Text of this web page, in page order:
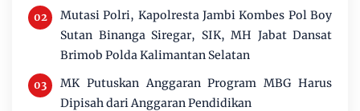
Mutasi Polri, Kapolresta Jambi Kombes Pol Boy
Sutan Binanga Siregar, SIK, MH Jabat Dansat
Brimob Polda Kalimantan Selatan
MK Putuskan Anggaran Program MBG Harus
Dipisah dari Anggaran Pendidikan